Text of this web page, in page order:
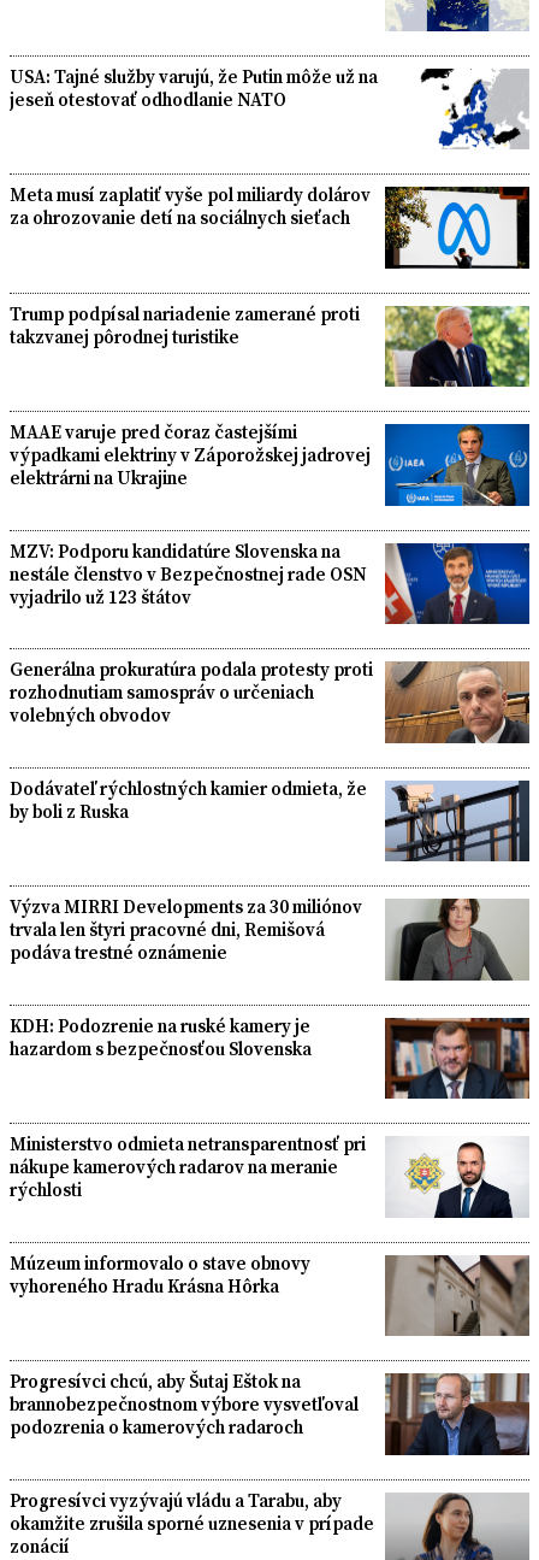
USA: Tajné služby varujú, že Putin môže už na
jeseň otestovať odhodlanie NATO
Meta musí zaplatiť vyše pol miliardy dolárov
za ohrozovanie detí na sociálnych sieťach
Trump podpísal nariadenie zamerané proti
takzvanej pôrodnej turistike
MAAE varuje pred čoraz častejšími
výpadkami elektriny v Záporožskej jadrovej
elektrárni na Ukrajine
MZV: Podporu kandidatúre Slovenska na
nestále členstvo v Bezpečnostnej rade OSN
vyjadrilo už 123 štátov
Generálna prokuratúra podala protesty proti
rozhodnutiam samospráv o určeniach
volebných obvodov
Dodávateľ rýchlostných kamier odmieta, že
by boli z Ruska
Výzva MIRRI Developments za 30 miliónov
trvala len štyri pracovné dni, Remišová
podáva trestné oznámenie
KDH: Podozrenie na ruské kamery je
hazardom s bezpečnosťou Slovenska
Ministerstvo odmieta netransparentnosť pri
nákupe kamerových radarov na meranie
rýchlosti
Múzeum informovalo o stave obnovy
vyhoreného Hradu Krásna Hôrka
Progresívci chcú, aby Šutaj Eštok na
brannobezpečnostnom výbore vysvetľoval
podozrenia o kamerových radaroch
Progresívci vyzývajú vládu a Tarabu, aby
okamžite zrušila sporné uznesenia v prípade
zonácií